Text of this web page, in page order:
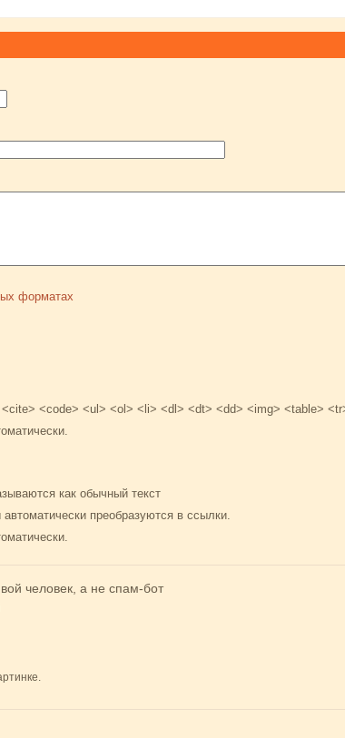
форматах
<code> <ul> <ol> <li> <dl> <dt> <dd> <img> <table>
как обычный текст
преобразуются в ссылки.
человек, а не спам-бот